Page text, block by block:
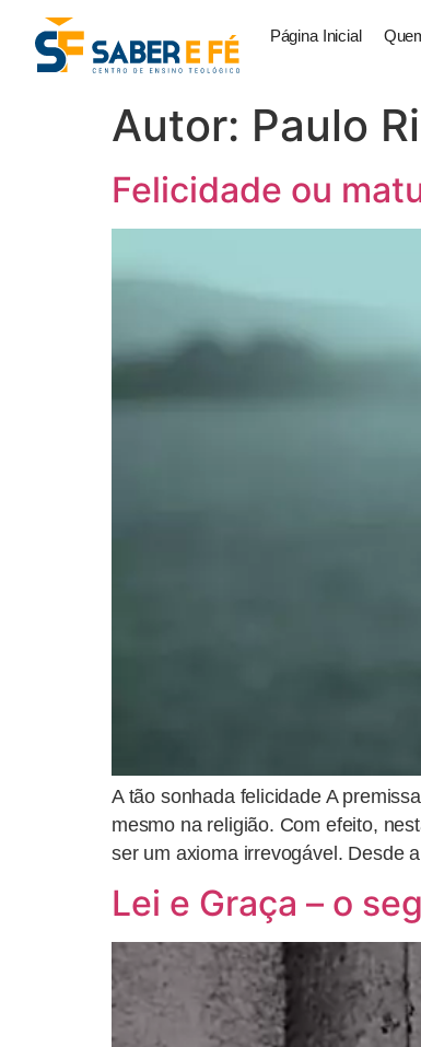
Página Inicial
Autor: Paulo
Felicidade ou
A tão sonhada felicidade A
mesmo na religião. Com efeito,
ser um axioma irrevogável. Desde
Lei e Graça – o